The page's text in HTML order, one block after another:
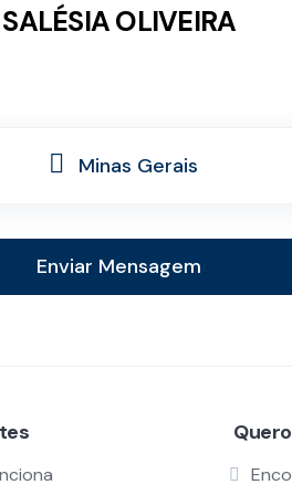
SALÉSIA OLIVEIRA
Minas Gerais
Enviar Mensagem